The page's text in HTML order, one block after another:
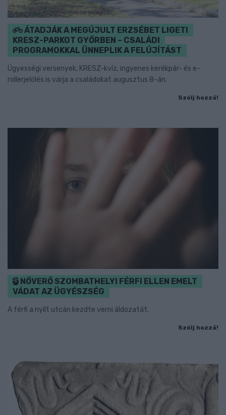
ÁTADJÁK A MEGÚJULT ERZSÉBET LIGETI
KRESZ-PARKOT GYŐRBEN – CSALÁDI
PROGRAMOKKAL ÜNNEPLIK A FELÚJÍTÁST
Ügyességi versenyek, KRESZ-kvíz, ingyenes kerékpár- és e-
rollerjelölés is várja a családokat augusztus 8-án.
Szólj hozzá!
NŐVERŐ SZOMBATHELYI FÉRFI ELLEN EMELT
VÁDAT AZ ÜGYÉSZSÉG
A férfi a nyílt utcán kezdte verni áldozatát.
Szólj hozzá!